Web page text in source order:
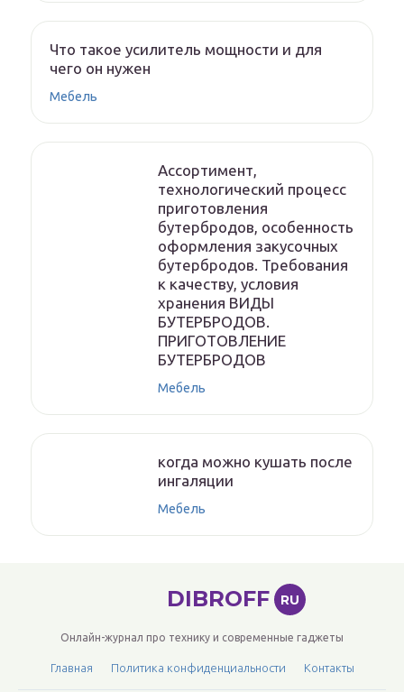
Что такое усилитель мощности и для
чего он нужен
Мебель
Ассортимент,
технологический процесс
приготовления
бутербродов, особенность
оформления закусочных
бутербродов. Требования
к качеству, условия
хранения ВИДЫ
БУТЕРБРОДОВ.
ПРИГОТОВЛЕНИЕ
БУТЕРБРОДОВ
Мебель
когда можно кушать после
ингаляции
Мебель
DIBROFF RU
Онлайн-журнал про технику и современные гаджеты
Главная Политика конфиденциальности Контакты